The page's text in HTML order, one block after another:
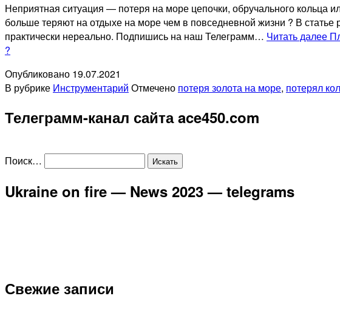
Неприятная ситуация — потеря на море цепочки, обручального
больше теряют на отдыхе на море чем в повседневной жизни ? В
практически нереально. Подпишись на наш Телеграмм… Читать далее
?
Опубликовано 19.07.2021
В рубрике Инструментарий Отмечено потеря золота на море, потерял
Телеграмм-канал сайта ace450.com
Поиск…
Ukraine on fire — News 2023 — telegrams
Свежие записи